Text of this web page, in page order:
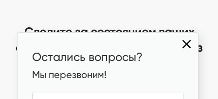
Следите за состоянием ваших
объектов и управляйте ими через
интернет
Остались вопросы?
Мы перезвоним!